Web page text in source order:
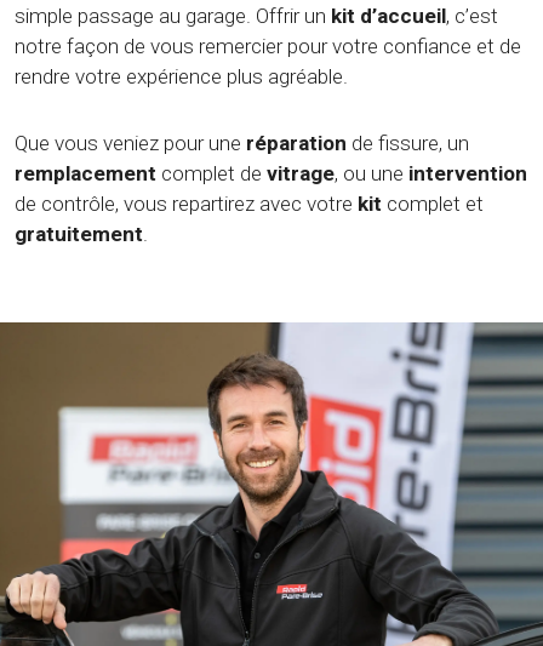
simple passage au garage. Offrir un kit d’accueil, c’est
notre façon de vous remercier pour votre confiance et de
rendre votre expérience plus agréable.
Que vous veniez pour une réparation de fissure, un
remplacement complet de vitrage, ou une intervention
de contrôle, vous repartirez avec votre kit complet et
gratuitement.